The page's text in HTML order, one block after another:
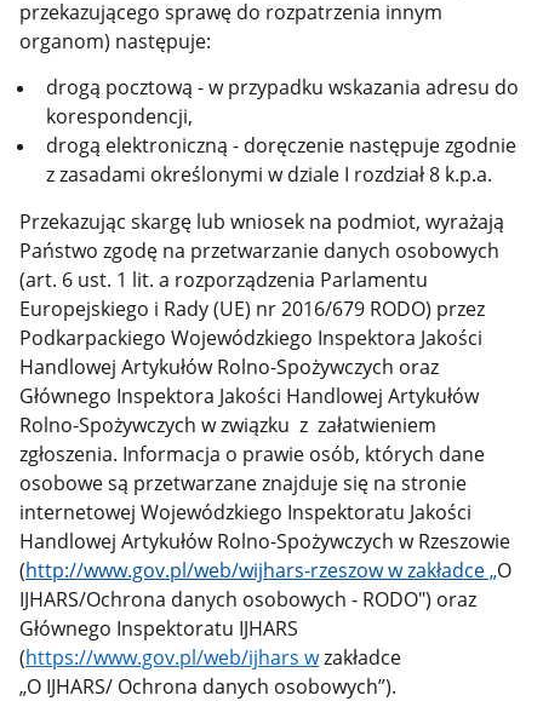
przekazującego sprawę do rozpatrzenia innym
organom) następuje:
drogą pocztową - w przypadku wskazania adresu do
korespondencji,
drogą elektroniczną - doręczenie następuje zgodnie
z zasadami określonymi w dziale I rozdział 8 k.p.a.
Przekazując skargę lub wniosek na podmiot, wyrażają
Państwo zgodę na przetwarzanie danych osobowych
(art. 6 ust. 1 lit. a rozporządzenia Parlamentu
Europejskiego i Rady (UE) nr 2016/679 RODO) przez
Podkarpackiego Wojewódzkiego Inspektora Jakości
Handlowej Artykułów Rolno-Spożywczych oraz
Głównego Inspektora Jakości Handlowej Artykułów
Rolno-Spożywczych w związku z załatwieniem
zgłoszenia. Informacja o prawie osób, których dane
osobowe są przetwarzane znajduje się na stronie
internetowejWojewódzkiego Inspektoratu Jakości
Handlowej Artykułów Rolno-Spożywczych w Rzeszowie
(http://www.gov.pl/web/wijhars-rzeszow w zakładce „O
IJHARS/Ochrona danych osobowych - RODO") oraz
Głównego Inspektoratu IJHARS
(https://www.gov.pl/web/ijhars wzakładce
„O IJHARS/ Ochrona danych osobowych”).